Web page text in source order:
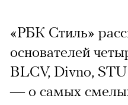
«РБК Стиль»
основателей
BLCV, Divno,
— о самых